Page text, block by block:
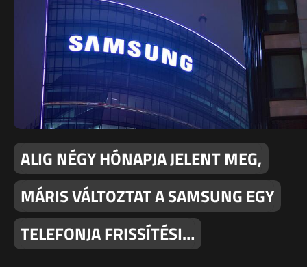
ALIG NÉGY HÓNAPJA JELENT MEG,
MÁRIS VÁLTOZTAT A SAMSUNG EGY
TELEFONJA FRISSÍTÉSI…